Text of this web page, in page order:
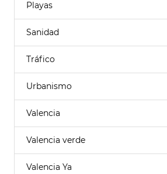
Playas
Sanidad
Tráfico
Urbanismo
Valencia
Valencia verde
Valencia Ya